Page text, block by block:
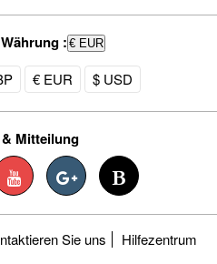
:€ EUR
€ EUR $ USD
Mitteilung
Sie uns Hilfezentrum